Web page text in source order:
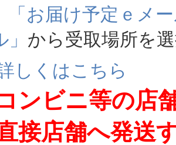
「お届け予定ｅメ
」 から受取場所を
しくはこちら
ンビニ等の店
接店舗へ発送